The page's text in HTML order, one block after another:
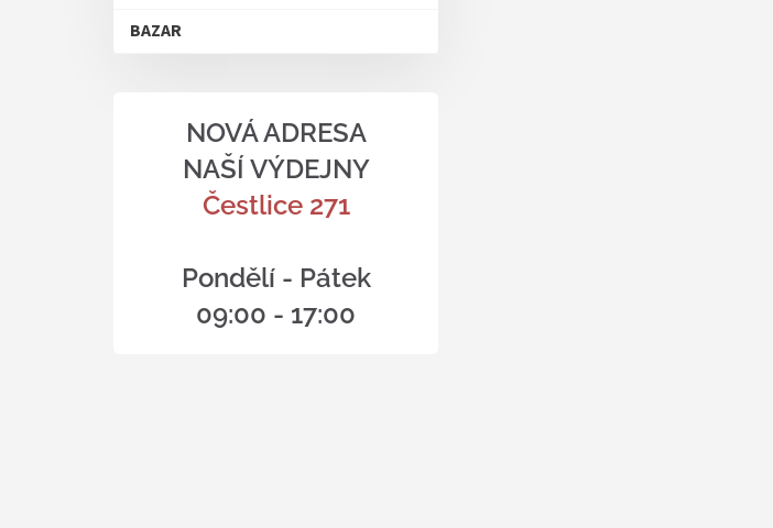
BAZAR
NOVÁ ADRESA
NAŠÍ VÝDEJNY
Čestlice 271
Pondělí - Pátek
09:00 - 17:00